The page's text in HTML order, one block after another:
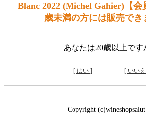
Blanc 2022 (Michel Gahier)【会
歳未満の方には販売でき
あなたは20歳以上です
[ はい ] [ いい
Copyright